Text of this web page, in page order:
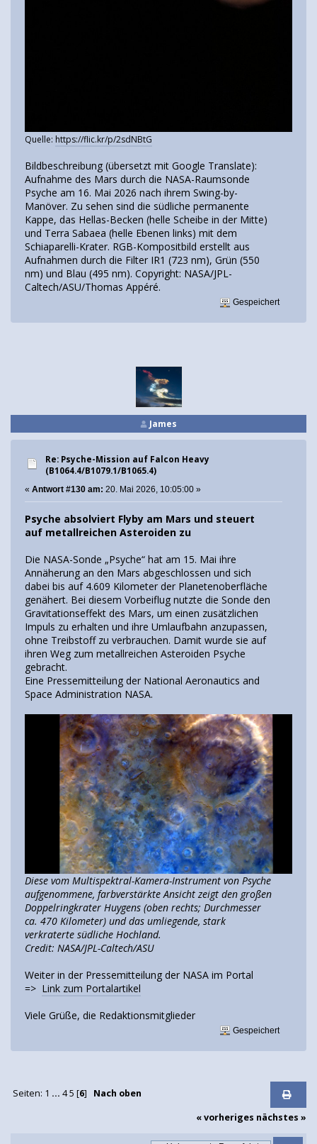
Quelle: https://flic.kr/p/2sdNBtG
Bildbeschreibung (übersetzt mit Google Translate):
Aufnahme des Mars durch die NASA-Raumsonde
Psyche am 16. Mai 2026 nach ihrem Swing-by-
Manöver. Zu sehen sind die südliche permanente
Kappe, das Hellas-Becken (helle Scheibe in der Mitte)
und Terra Sabaea (helle Ebenen links) mit dem
Schiaparelli-Krater. RGB-Kompositbild erstellt aus
Aufnahmen durch die Filter IR1 (723 nm), Grün (550
nm) und Blau (495 nm). Copyright: NASA/JPL-
Caltech/ASU/Thomas Appéré.
Gespeichert
James
Re: Psyche-Mission auf Falcon Heavy
(B1064.4/B1079.1/B1065.4)
« Antwort #130 am: 20. Mai 2026, 10:05:00 »
Psyche absolviert Flyby am Mars und steuert
auf metallreichen Asteroiden zu
Die NASA-Sonde „Psyche“ hat am 15. Mai ihre
Annäherung an den Mars abgeschlossen und sich
dabei bis auf 4.609 Kilometer der Planetenoberfläche
genähert. Bei diesem Vorbeiflug nutzte die Sonde den
Gravitationseffekt des Mars, um einen zusätzlichen
Impuls zu erhalten und ihre Umlaufbahn anzupassen,
ohne Treibstoff zu verbrauchen. Damit wurde sie auf
ihren Weg zum metallreichen Asteroiden Psyche
gebracht.
Eine Pressemitteilung der National Aeronautics and
Space Administration NASA.
Diese vom Multispektral-Kamera-Instrument von Psyche
aufgenommene, farbverstärkte Ansicht zeigt den großen
Doppelringkrater Huygens (oben rechts; Durchmesser
ca. 470 Kilometer) und das umliegende, stark
verkraterte südliche Hochland.
Credit: NASA/JPL-Caltech/ASU
Weiter in der Pressemitteilung der NASA im Portal
=> Link zum Portalartikel
Viele Grüße, die Redaktionsmitglieder
Gespeichert
Seiten: 1 ... 4 5 [6] Nach oben
« vorheriges nächstes »